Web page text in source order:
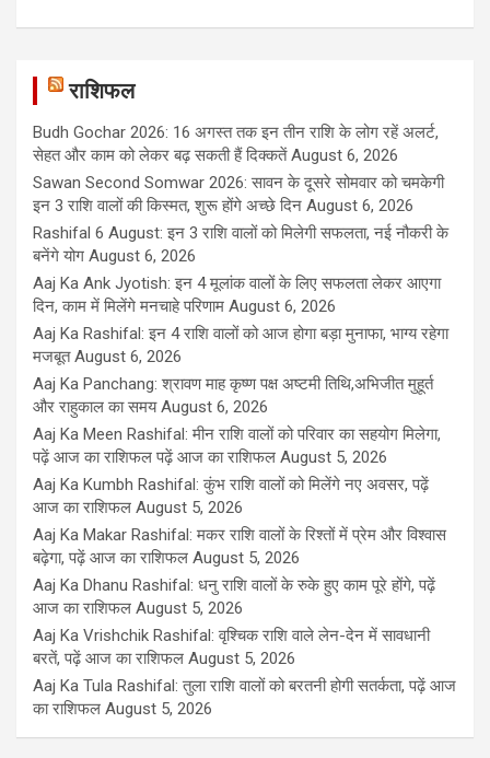
राशिफल
Budh Gochar 2026: 16 अगस्त तक इन तीन राशि के लोग रहें अलर्ट,
सेहत और काम को लेकर बढ़ सकती हैं दिक्कतें August 6, 2026
Sawan Second Somwar 2026: सावन के दूसरे सोमवार को चमकेगी
इन 3 राशि वालों की किस्मत, शुरू होंगे अच्छे दिन August 6, 2026
Rashifal 6 August: इन 3 राशि वालों को मिलेगी सफलता, नई नौकरी के
बनेंगे योग August 6, 2026
Aaj Ka Ank Jyotish: इन 4 मूलांक वालों के लिए सफलता लेकर आएगा
दिन, काम में मिलेंगे मनचाहे परिणाम August 6, 2026
Aaj Ka Rashifal: इन 4 राशि वालों को आज होगा बड़ा मुनाफा, भाग्य रहेगा
मजबूत August 6, 2026
Aaj Ka Panchang: श्रावण माह कृष्ण पक्ष अष्टमी तिथि,अभिजीत मुहूर्त
और राहुकाल का समय August 6, 2026
Aaj Ka Meen Rashifal: मीन राशि वालों को परिवार का सहयोग मिलेगा,
पढ़ें आज का राशिफल पढ़ें आज का राशिफल August 5, 2026
Aaj Ka Kumbh Rashifal: कुंभ राशि वालों को मिलेंगे नए अवसर, पढ़ें
आज का राशिफल August 5, 2026
Aaj Ka Makar Rashifal: मकर राशि वालों के रिश्तों में प्रेम और विश्वास
बढ़ेगा, पढ़ें आज का राशिफल August 5, 2026
Aaj Ka Dhanu Rashifal: धनु राशि वालों के रुके हुए काम पूरे होंगे, पढ़ें
आज का राशिफल August 5, 2026
Aaj Ka Vrishchik Rashifal: वृश्चिक राशि वाले लेन-देन में सावधानी
बरतें, पढ़ें आज का राशिफल August 5, 2026
Aaj Ka Tula Rashifal: तुला राशि वालों को बरतनी होगी सतर्कता, पढ़ें आज
का राशिफल August 5, 2026